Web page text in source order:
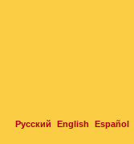
Русский English Español